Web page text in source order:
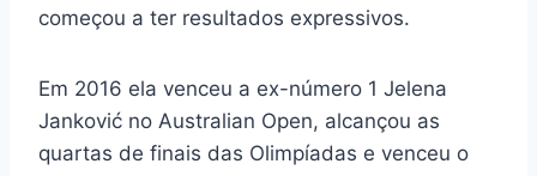
começou a ter resultados expressivos.
Em 2016 ela venceu a ex-número 1 Jelena
Janković no Australian Open, alcançou as
quartas de finais das Olimpíadas e venceu o